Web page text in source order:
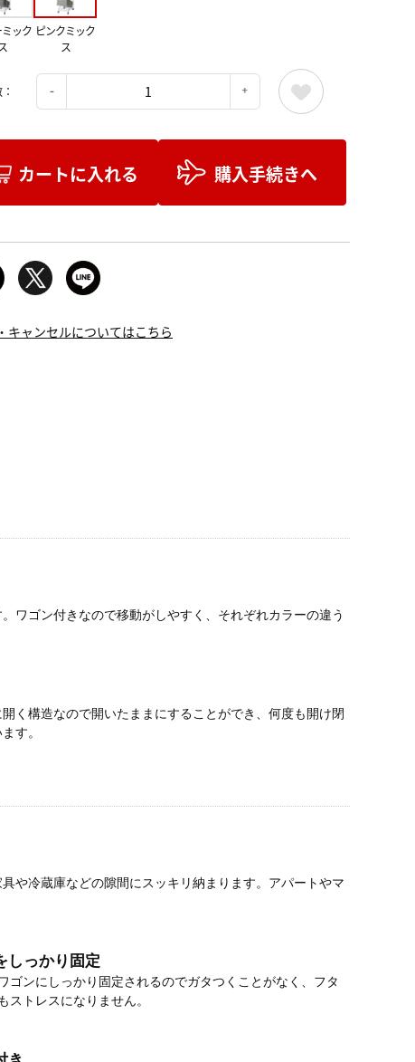
ック
ス
ピンクミック
ス
カートに入れる 購入手続きへ
キャンセルについてはこちら
ワゴン付きなので移動がしやすく、それぞれカラーの違う
く構造なので開いたままにすることができ、何度も開け閉
す。
や冷蔵庫などの隙間にスッキリ納まります。アパートやマ
しっかり固定
ゴンにしっかり固定されるのでガタつくことがなく、フタ
ストレスになりません。